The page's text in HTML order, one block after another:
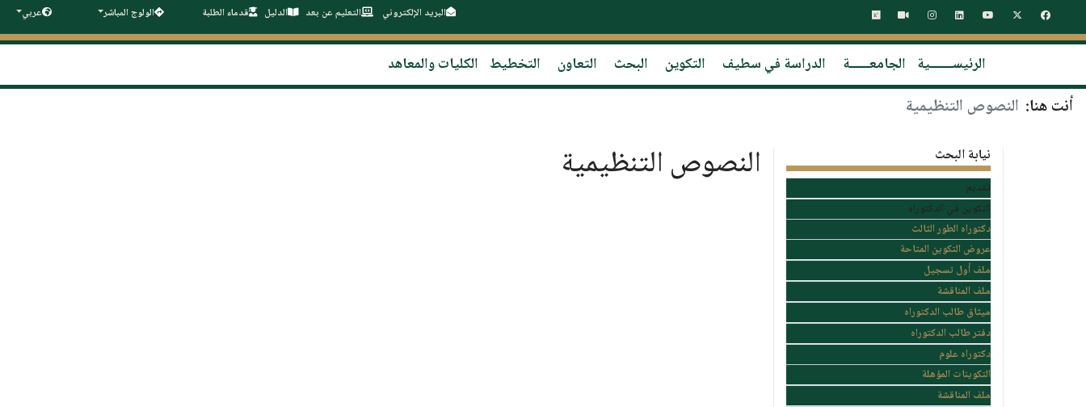
البريد الإلكتروني التعليم عن بعد الدليل قدماء الطلبة الولوج المباشر عربي
الرئيســـــــية الجامعــــــة الدراسة في سطيف التكوين البحث التعاون التخطيط الكليات والمعاهد
أنت هنا: النصوص التنظيمية
نيابة البحث
تقديم
التكوين في الدكتوراه
دكتوراه الطور الثالث
عروض التكوين المتاحة
ملف أول تسجيل
ملف المناقشة
ميثاق طالب الدكتوراه
دفتر طالب الدكتوراه
دكتوراه علوم
التكوينات المؤهلة
ملف المناقشة
النصوص التنظيمية